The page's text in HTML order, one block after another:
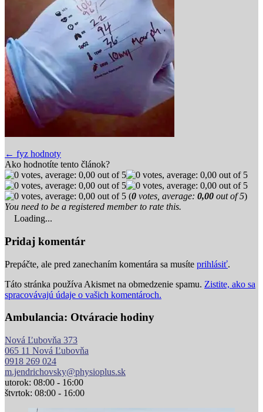
Post
navigation
← fyz hodnoty
Ako hodnotíte tento článok?
(0 votes, average: 0,00 out of 5)
You need to be a registered member to rate this.
Loading...
Pridaj komentár
Prepáčte, ale pred zanechaním komentára sa musíte prihlásiť.
Táto stránka používa Akismet na obmedzenie spamu. Zistite, ako sa
spracovávajú údaje o vašich komentároch.
Ambulancia: Otváracie hodiny
Nová Ľubovňa 373
065 11 Nová Ľubovňa
0918 269 024
m.jendrichovsky@physioplus.sk
utorok: 08:00 - 16:00
štvrtok: 08:00 - 16:00